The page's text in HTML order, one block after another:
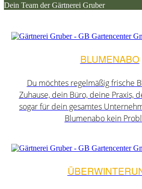
Dein Team der Gärtnerei Gruber
BLUMENABO
Du möchtes regelmäßig frische
Zuhause, dein Büro, deine Praxis,
sogar für dein gesamtes
Blumenabo kein